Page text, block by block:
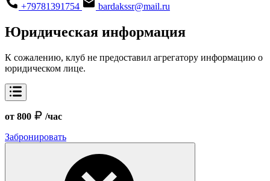
+79781391754
bardakssr@mail.ru
Юридическая информация
К сожалению, клуб не предоставил агрегатору информацию о
юридическом лице.
от 800
/час
Забронировать